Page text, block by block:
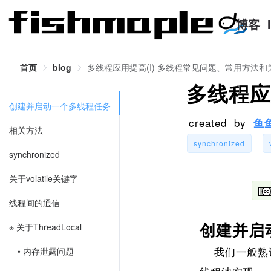
博客
首页 blog 多线程应用提高(I) 多线程常见问题、常用方法和
创建并启动一个多线程任务
相关方法
synchronized
关于volatile关键字
线程间的通信
※ 关于ThreadLocal
• 内存泄露问题
多线程
created by 鱼
synchronized
创建并启
我们一般熟